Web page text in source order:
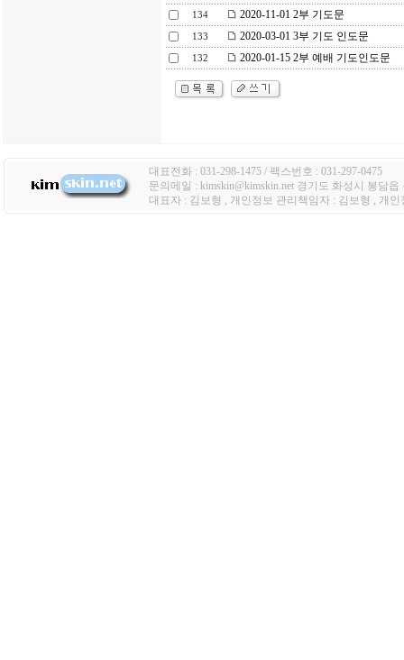
134 2020-11-01 2부 기도문
133 2020-03-01 3부 기도 인도문
132 2020-01-15 2부 예배 기도인도문
대표전화 : 031-298-1475 / 팩스번호 : 031-297-0475
문의메일 : kimskin@kimskin.net 경기도 화성시 봉담
대표자 : 김보형 , 개인정보 관리책임자 : 김보형 , 개